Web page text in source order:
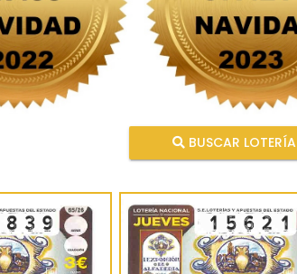
BUSCAR LOTERÍA